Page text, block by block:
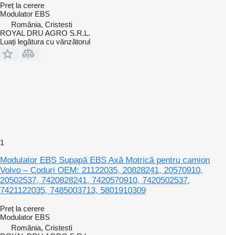
Preț la cerere
Modulator EBS
România, Cristesti
ROYAL DRU AGRO S.R.L.
Luați legătura cu vânzătorul
1
Modulator EBS Supapă EBS Axă Motrică pentru camion
Volvo – Coduri OEM: 21122035, 20828241, 20570910,
20502537, 7420828241, 7420570910, 7420502537,
7421122035, 7485003713, 5801910309
Preț la cerere
Modulator EBS
România, Cristesti